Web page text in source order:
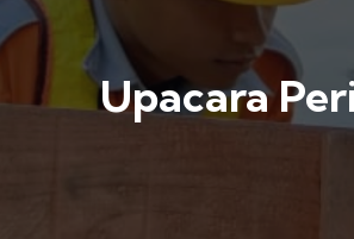
Upacara